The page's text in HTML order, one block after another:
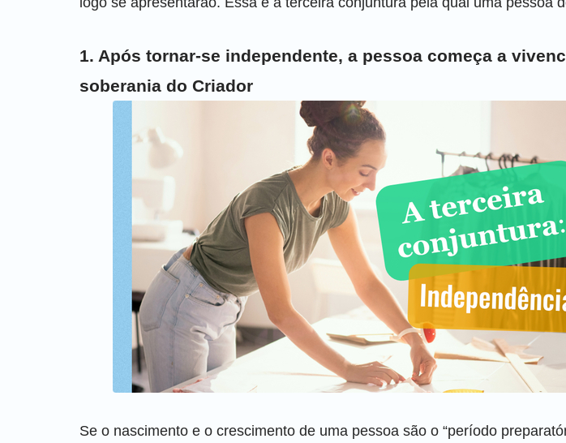
1. Após tornar-se independente, a pessoa começa a
soberania do Criador
Se o nascimento e o crescimento de uma pessoa são o “período